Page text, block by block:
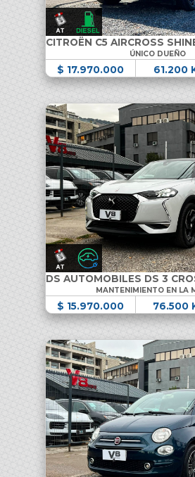
CITROËN C5 AIRCROSS
ÚNICO DUEÑO
$ 17.970.000 61.200
DS AUTOMOBILES DS 3
MANTENIMIENTO EN LA
$ 15.970.000 76.500